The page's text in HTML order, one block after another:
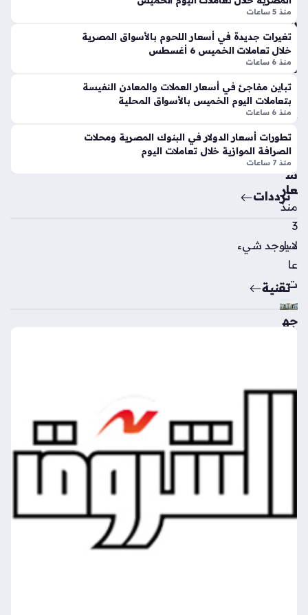
د
الت
عا
قد
مع
مح
مد
ص
لاح
منذ
سا
عا
ت
و
س
ط
تر
ق
ب
الم
تعا
ملي
ن
للأ
س
عار
منذ
3
سا
عا
ت
جه
الات
ما
منذ 5 ساعات
تغيرات جديدة في أسعار اللحوم بالأسواق المصرية
خلال تعاملات الخميس 6 أغسطس
منذ 6 ساعات
تباين مفاجئ في أسعار العملات والمعادن النفيسة
بتعاملات اليوم الخميس بالأسواق المحلية
منذ 6 ساعات
تطورات أسعار الدولار في البنوك المصرية ومحلات
الصرافة الموازية خلال تعاملات اليوم
منذ 7 ساعات
ترددات
لا يوجد شيء
تقنية